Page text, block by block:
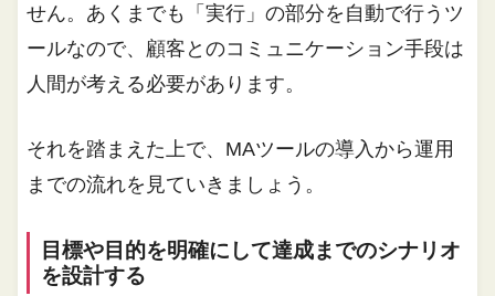
せん。あくまでも「実行」の部分を自動で行うツ
ールなので、顧客とのコミュニケーション手段は
人間が考える必要があります。
それを踏まえた上で、MAツールの導入から運用
までの流れを見ていきましょう。
目標や目的を明確にして達成までのシナリオ
を設計する